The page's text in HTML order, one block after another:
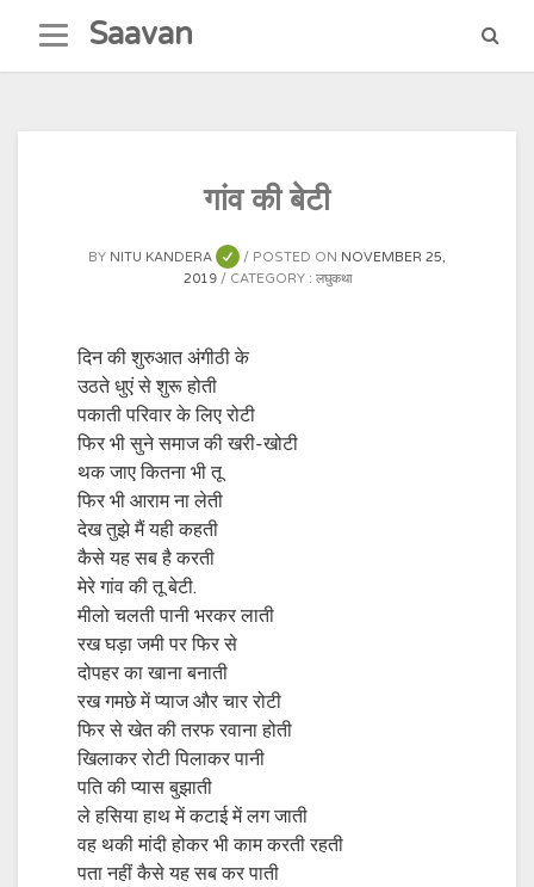
content
Saavan
गांव की बेटी
BY NITU KANDERA POSTED ON NOVEMBER 25,
2019
CATEGORY : लघुकथा
दिन की शुरुआत अंगीठी के
उठते धुएं से शुरू होती
पकाती परिवार के लिए रोटी
फिर भी सुने समाज की खरी-खोटी
थक जाए कितना भी तू
फिर भी आराम ना लेती
देख तुझे मैं यही कहती
कैसे यह सब है करती
मेरे गांव की तू बेटी.
मीलो चलती पानी भरकर लाती
रख घड़ा जमी पर फिर से
दोपहर का खाना बनाती
रख गमछे में प्याज और चार रोटी
फिर से खेत की तरफ रवाना होती
खिलाकर रोटी पिलाकर पानी
पति की प्यास बुझाती
ले हसिया हाथ में कटाई में लग जाती
वह थकी मांदी होकर भी काम करती रहती
पता नहीं कैसे यह सब कर पाती